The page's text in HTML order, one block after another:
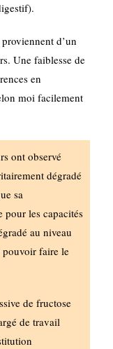
d’un
Une faiblesse de
en
moi facilement
ont observé
dégradé
sa
pour les capacités
au niveau
pouvoir faire le
de fructose
de travail